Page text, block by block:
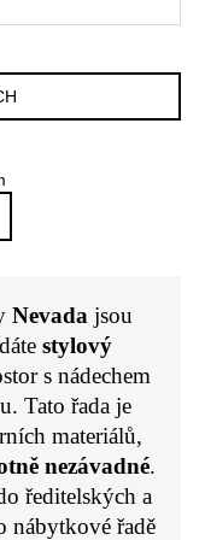
Nevada jsou
stylový
s nádechem
Tato řada je
materiálů,
nezávadné.
ředitelských a
nábytkové řadě